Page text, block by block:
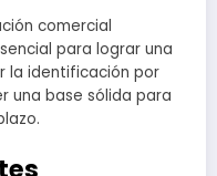
comercial
para lograr una
la identificación por
una base sólida para